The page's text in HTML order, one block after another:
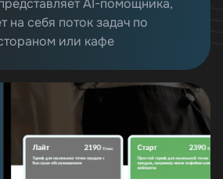
AI-помощника,
на себя поток задач по
или кафе